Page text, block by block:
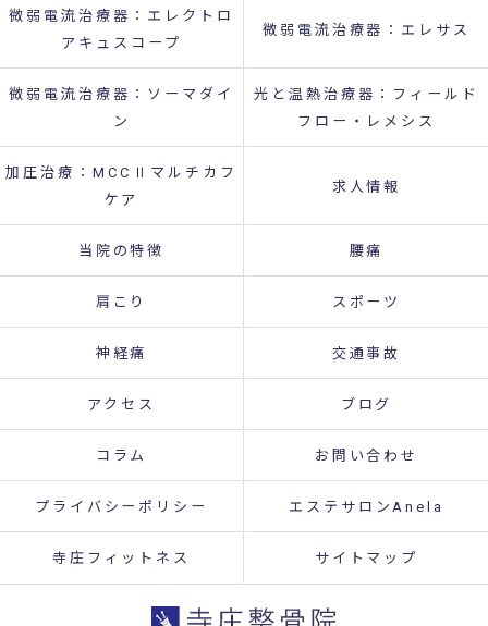
微弱電流治療器：エレクトロ
アキュスコープ
微弱電流治療器：エレサス
微弱電流治療器：ソーマダイ
ン
光と温熱治療器：フィールド
フロー・レメシス
加圧治療：MCCⅡマルチカフ
ケア
求人情報
当院の特徴 腰痛
肩こり スポーツ
神経痛 交通事故
アクセス ブログ
コラム お問い合わせ
プライバシーポリシー エステサロンAnela
寺庄フィットネス サイトマップ